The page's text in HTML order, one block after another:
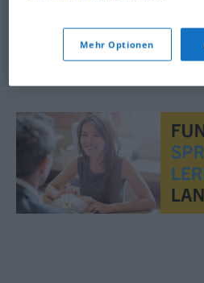
ondsint,ond
© LibreOffice
Mehr Optionen